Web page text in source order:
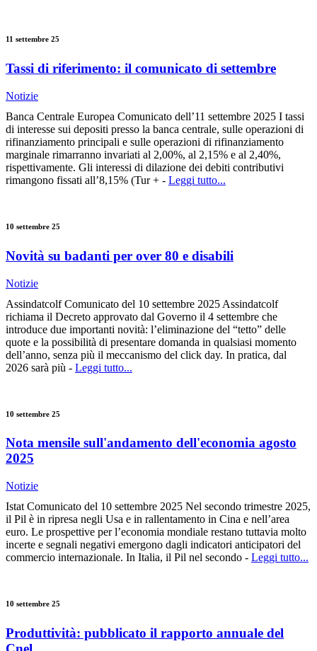
11 settembre 25
Tassi di riferimento: il comunicato di settembre
Notizie
Banca Centrale Europea Comunicato dell’11 settembre 2025 I tassi
di interesse sui depositi presso la banca centrale, sulle operazioni di
rifinanziamento principali e sulle operazioni di rifinanziamento
marginale rimarranno invariati al 2,00%, al 2,15% e al 2,40%,
rispettivamente. Gli interessi di dilazione dei debiti contributivi
rimangono fissati all’8,15% (Tur + - Leggi tutto...
10 settembre 25
Novità su badanti per over 80 e disabili
Notizie
Assindatcolf Comunicato del 10 settembre 2025 Assindatcolf
richiama il Decreto approvato dal Governo il 4 settembre che
introduce due importanti novità: l’eliminazione del “tetto” delle
quote e la possibilità di presentare domanda in qualsiasi momento
dell’anno, senza più il meccanismo del click day. In pratica, dal
2026 sarà più - Leggi tutto...
10 settembre 25
Nota mensile sull'andamento dell'economia agosto
2025
Notizie
Istat Comunicato del 10 settembre 2025 Nel secondo trimestre 2025,
il Pil è in ripresa negli Usa e in rallentamento in Cina e nell’area
euro. Le prospettive per l’economia mondiale restano tuttavia molto
incerte e segnali negativi emergono dagli indicatori anticipatori del
commercio internazionale. In Italia, il Pil nel secondo - Leggi tutto...
10 settembre 25
Produttività: pubblicato il rapporto annuale del